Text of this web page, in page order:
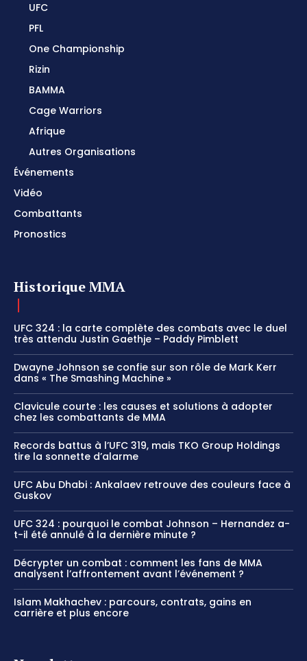
UFC
PFL
One Championship
Rizin
BAMMA
Cage Warriors
Afrique
Autres Organisations
Événements
Vidéo
Combattants
Pronostics
Historique MMA
UFC 324 : la carte complète des combats avec le duel
très attendu Justin Gaethje – Paddy Pimblett
Dwayne Johnson se confie sur son rôle de Mark Kerr
dans « The Smashing Machine »
Clavicule courte : les causes et solutions à adopter
chez les combattants de MMA
Records battus à l’UFC 319, mais TKO Group Holdings
tire la sonnette d’alarme
UFC Abu Dhabi : Ankalaev retrouve des couleurs face à
Guskov
UFC 324 : pourquoi le combat Johnson – Hernandez a-
t-il été annulé à la dernière minute ?
Décrypter un combat : comment les fans de MMA
analysent l’affrontement avant l’événement ?
Islam Makhachev : parcours, contrats, gains en
carrière et plus encore